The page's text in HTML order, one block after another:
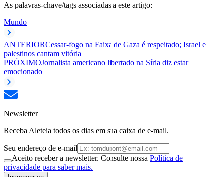
As palavras-chave/tags associadas a este artigo:
Mundo
ANTERIORCessar-fogo na Faixa de Gaza é respeitado; Israel e
palestinos cantam vitória
PRÓXIMOJornalista americano libertado na Síria diz estar
emocionado
Newsletter
Receba Aleteia todos os dias em sua caixa de e-mail.
Seu endereço de e-mail
Aceito receber a newsletter. Consulte nossa Política de
privacidade para saber mais.